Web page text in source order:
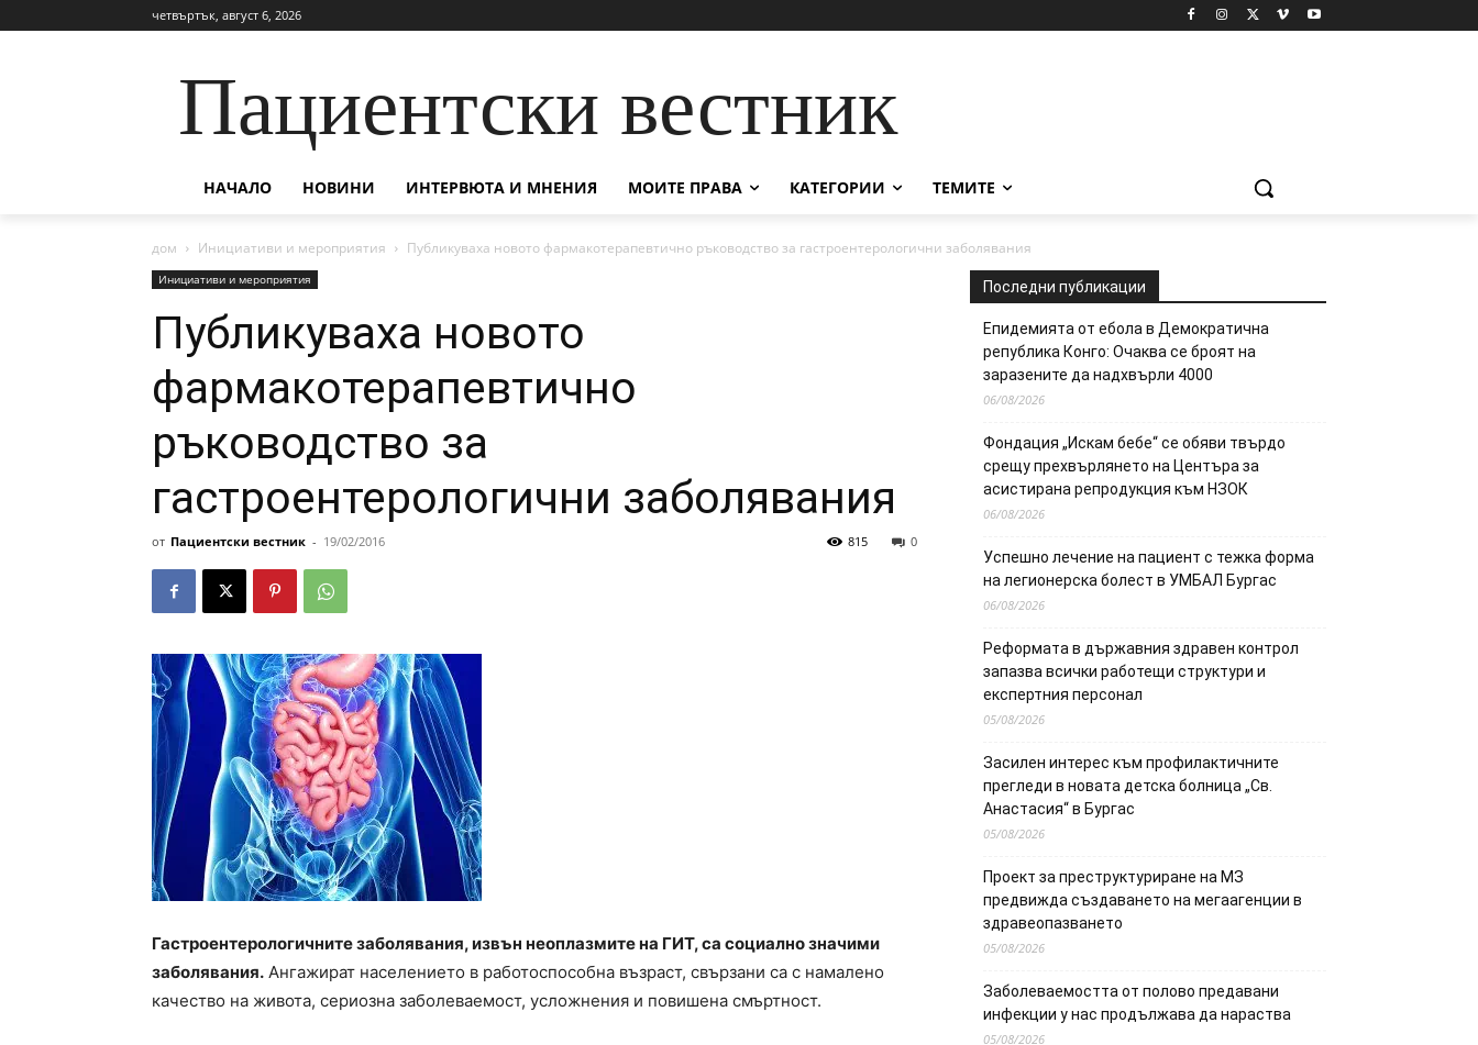
четвъртък, август 6, 2026
Пациентски вестник
НАЧАЛО НОВИНИ ИНТЕРВЮТА И МНЕНИЯ МОИТЕ ПРАВА КАТЕГОРИИ ТЕМИТЕ
дом Инициативи и мероприятия Публикуваха новото фармакотерапевтично ръководство за гастроентерологични заболявания
Инициативи и мероприятия
Публикуваха новото
фармакотерапевтично
ръководство за
гастроентерологични заболявания
от Пациентски вестник - 19/02/2016 0
815
Гастроентерологичните заболявания, извън неоплазмите на ГИТ, са социално значими
заболявания. Ангажират населението в работоспособна възраст, свързани са с намалено
качество на живота, сериозна заболеваемост, усложнения и повишена смъртност.
Последни публикации
Епидемията от ебола в Демократична
република Конго: Очаква се броят на
заразените да надхвърли 4000
06/08/2026
Фондация „Искам бебе“ се обяви твърдо
срещу прехвърлянето на Центъра за
асистирана репродукция към НЗОК
06/08/2026
Успешно лечение на пациент с тежка форма
на легионерска болест в УМБАЛ Бургас
06/08/2026
Реформата в държавния здравен контрол
запазва всички работещи структури и
експертния персонал
05/08/2026
Засилен интерес към профилактичните
прегледи в новата детска болница „Св.
Анастасия“ в Бургас
05/08/2026
Проект за преструктуриране на МЗ
предвижда създаването на мегаагенции в
здравеопазването
05/08/2026
Заболеваемостта от полово предавани
инфекции у нас продължава да нараства
05/08/2026